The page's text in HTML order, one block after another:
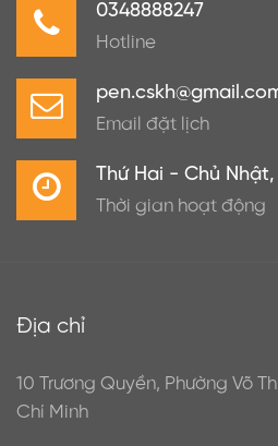
0348888247
Hotline
Email đặt lịch
Thứ Hai - Chủ
Thời gian hoạt động
Địa chỉ
10 Trương Quyền, Phường Võ
Chí Minh